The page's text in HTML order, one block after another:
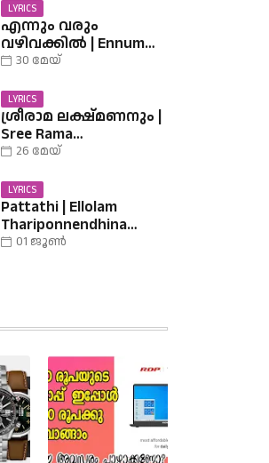
LYRICS
എന്നും വരും
വഴിവക്കിൽ | Ennum
Varum Vazhi Vakkil
30 മേയ്
LYRICS
ശ്രീരാമ ലക്ഷ്മണനും |
Sree Rama
Lakshmananum Lyrics |
Sreerama Song
Malayalam | Hindu
Devotional
26 മേയ്
LYRICS
Pattathi | Ellolam
Thariponnendhina
Lyrics | എള്ളോളം തരി
01 ജൂൺ